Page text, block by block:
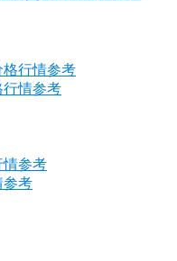
行情参考
参考